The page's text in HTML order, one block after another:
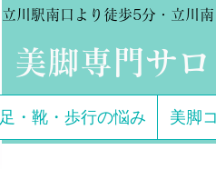
立川駅南口より徒歩5分・立川
美脚専門サ
足・靴・歩行の悩み 美脚